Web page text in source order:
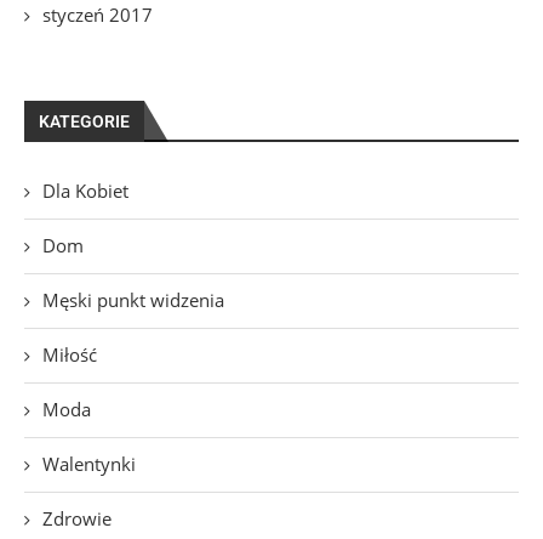
styczeń 2017
KATEGORIE
Dla Kobiet
Dom
Męski punkt widzenia
Miłość
Moda
Walentynki
Zdrowie